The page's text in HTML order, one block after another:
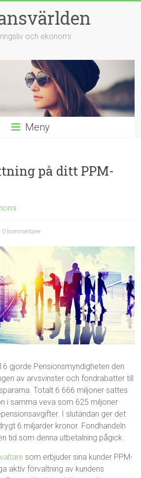
och ekonomi
Meny
på ditt PPM-
0 kommentarer
gjorde Pensionsmyndigheten den
av arvsvinster och fondrabatter till
Totalt 6 666 miljoner sattes
i samma veva som 625 miljoner
I slutändan ger det
6 miljarder kronor. Fondhandeln
tid som denna utbetalning pågick.
som erbjuder sina kunder PPM-
aktiv förvaltning av kundens